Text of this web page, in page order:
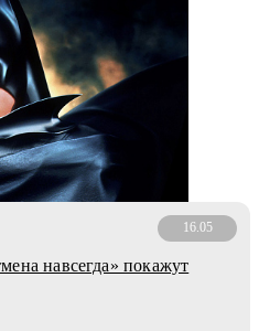
16.05
навсегда» покажут